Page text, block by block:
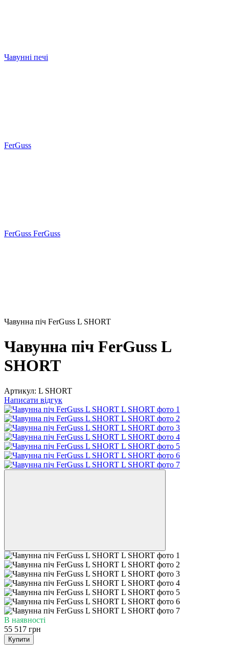
Чавунні печі
FerGuss
FerGuss FerGuss
Чавунна піч FerGuss L SHORT
Чавунна піч FerGuss L
SHORT
Артикул: L SHORT
Написати відгук
В наявності
55 517 грн
Купити